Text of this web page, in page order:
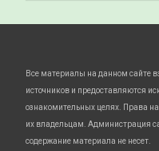
Все материалы на данном сайте
источников и предоставляются
ознакомительных целях. Права
их владельцам. Администрация
содержание материала не несет.